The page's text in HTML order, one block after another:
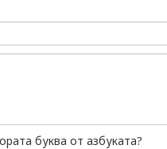
буква от азбуката?